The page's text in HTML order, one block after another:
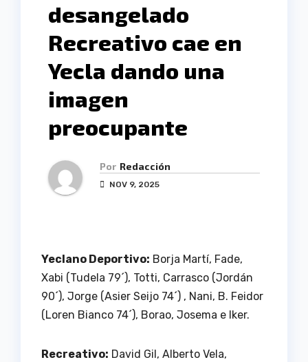
desangelado
Recreativo cae en
Yecla dando una
imagen
preocupante
Por Redacción
NOV 9, 2025
Yeclano Deportivo: Borja Martí, Fade,
Xabi (Tudela 79´), Totti, Carrasco (Jordán
90´), Jorge (Asier Seijo 74´) , Nani, B. Feidor
(Loren Bianco 74´), Borao, Josema e Iker.
Recreativo: David Gil, Alberto Vela,